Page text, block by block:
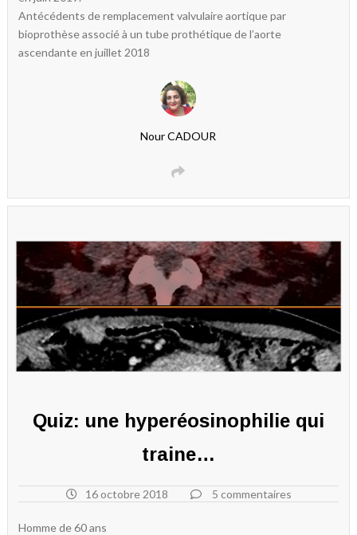
Antécédents de remplacement valvulaire aortique par
bioprothèse associé à un tube prothétique de l’aorte
ascendante en juillet 2018
Nour CADOUR
Quiz: une hyperéosinophilie qui
traine…
16 octobre 2018 5 commentaires
Homme de 60 ans